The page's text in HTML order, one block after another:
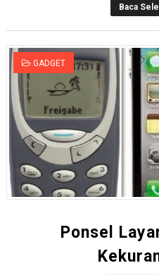
Baca
GADGET
Ponsel